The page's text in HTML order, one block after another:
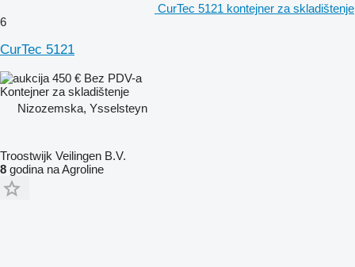
CurTec 5121 kontejner za skladištenje
6
CurTec 5121
450 € Bez PDV-a
Kontejner za skladištenje
Nizozemska, Ysselsteyn
Troostwijk Veilingen B.V.
8 godina na Agroline